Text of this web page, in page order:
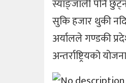
स्याङ्जाली पनि
सुकि हजार थुकी
अर्यालले गण्डकी
अन्तर्राष्ट्रियको